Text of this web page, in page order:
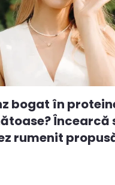
bogat în
Încearcă
rumenit